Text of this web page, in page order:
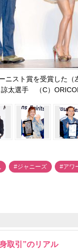
スト賞を受賞した（
太選手 （C）
#ジャニーズ #アワ
取引”のリアル